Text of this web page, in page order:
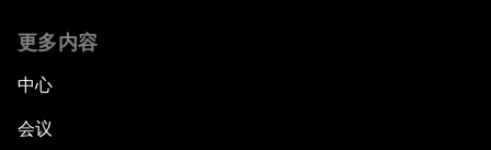
更多内容
中心
会议